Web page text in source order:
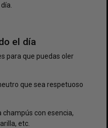
el día
para que puedas oler
que sea respetuoso
con esencia,
etc.